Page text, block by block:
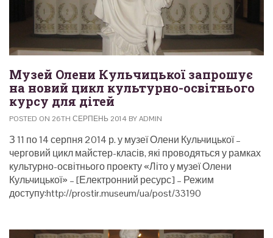
Музей Олени Кульчицької запрошує
на новий цикл культурно-освітнього
курсу для дітей
POSTED ON 26TH СЕРПЕНЬ 2014 BY ADMIN
З 11 по 14 серпня 2014 р. у музеї Олени Кульчицької –
черговий цикл майстер-класів, які проводяться у рамках
культурно-освітнього проекту «Літо у музеї Олени
Кульчицької» – [Електронний ресурс] – Режим
доступу:http://prostir.museum/ua/post/33190